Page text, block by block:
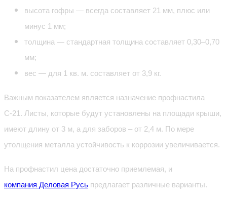
высота гофры — всегда составляет 21 мм, плюс или
минус 1 мм;
толщина — стандартная толщина составляет 0,30–0,70
мм;
вес — для 1 кв. м. составляет от 3,9 кг.
Важным показателем является назначение профнастила
С-21. Листы, которые будут установлены на площади крыши,
имеют длину от 3 м, а для заборов – от 2,4 м. По мере
утолщения металла устойчивость к коррозии увеличивается.
На профнастил цена достаточно приемлемая, и
компания Деловая Русь предлагает различные варианты.